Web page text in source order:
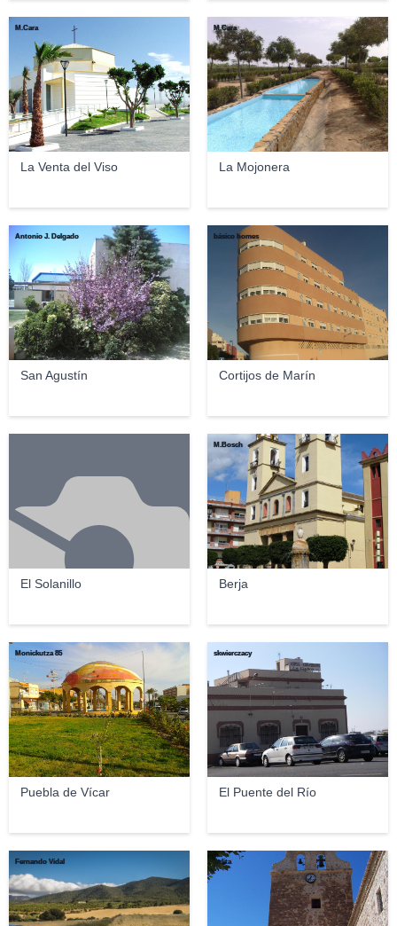
La Venta del Viso
M.Cara
La Mojonera
M.Cara
San Agustín
Antonio J. Delgado
Cortijos de Marín
básico homes
El Solanillo Berja
M.Bosch
Puebla de Vícar
Monickutza 85
El Puente del Río
skwierczacy
Fernando Vidal Julita